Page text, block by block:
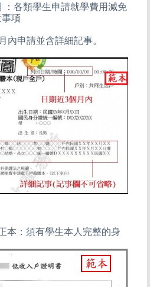
： 各類學生申請就學費用減免
項
內申請並含詳細記事。
本：須有學生本人完整的身